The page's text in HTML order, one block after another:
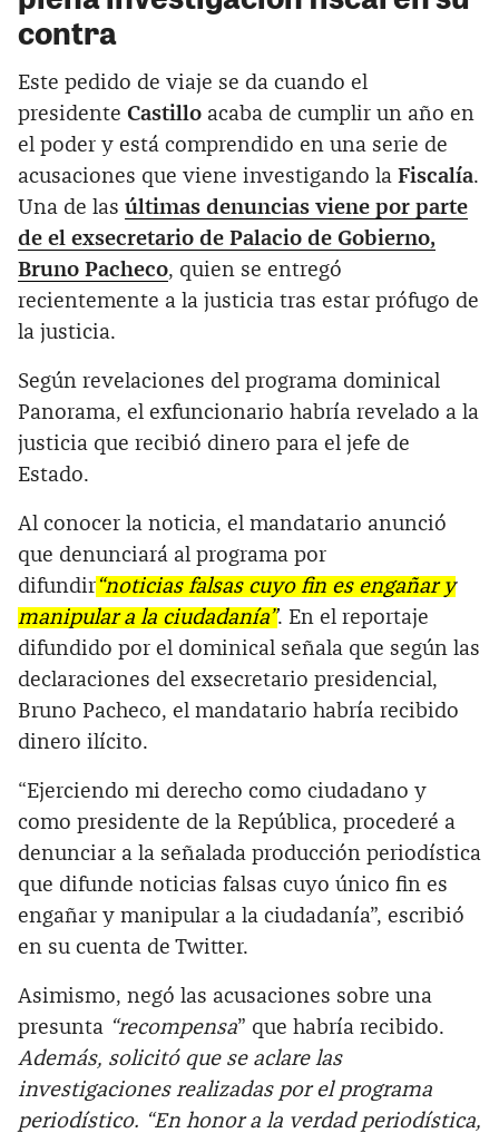
contra
Este pedido de viaje se da cuando el
presidente Castillo acaba de cumplir un año en
el poder y está comprendido en una serie de
acusaciones que viene investigando la Fiscalía.
Una de las últimas denuncias viene por parte
de el exsecretario de Palacio de Gobierno,
Bruno Pacheco, quien se entregó
recientemente a la justicia tras estar prófugo de
la justicia.
Según revelaciones del programa dominical
Panorama, el exfuncionario habría revelado a la
justicia que recibió dinero para el jefe de
Estado.
Al conocer la noticia, el mandatario anunció
que denunciará al programa por
difundir “noticias falsas cuyo fin es engañar y
manipular a la ciudadanía”. En el reportaje
difundido por el dominical señala que según las
declaraciones del exsecretario presidencial,
Bruno Pacheco, el mandatario habría recibido
dinero ilícito.
“Ejerciendo mi derecho como ciudadano y
como presidente de la República, procederé a
denunciar a la señalada producción periodística
que difunde noticias falsas cuyo único fin es
engañar y manipular a la ciudadanía”, escribió
en su cuenta de Twitter.
Asimismo, negó las acusaciones sobre una
presunta “recompensa” que habría recibido.
Además, solicitó que se aclare las
investigaciones realizadas por el programa
periodístico. “En honor a la verdad periodística,